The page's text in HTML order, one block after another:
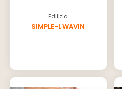
Edilizia
SIMPLE-L WAVIN